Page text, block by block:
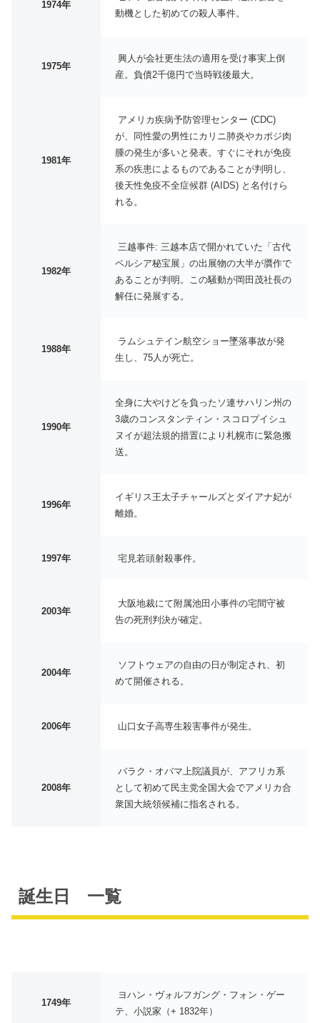
1974年
動機とした初めての殺人事件。
1975年
興人が会社更生法の適用を受け事実上倒
産。負債2千億円で当時戦後最大。
1981年
アメリカ疾病予防管理センター (CDC)
が、同性愛の男性にカリニ肺炎やカポジ肉
腫の発生が多いと発表。すぐにそれが免疫
系の疾患によるものであることが判明し、
後天性免疫不全症候群 (AIDS) と名付けら
れる。
1982年
三越事件: 三越本店で開かれていた「古代
ペルシア秘宝展」の出展物の大半が贋作で
あることが判明。この騒動が岡田茂社長の
解任に発展する。
1988年
ラムシュテイン航空ショー墜落事故が発
生し、75人が死亡。
1990年
全身に大やけどを負ったソ連サハリン州の
3歳のコンスタンティン・スコロプイシュ
ヌイが超法規的措置により札幌市に緊急搬
送。
1996年
イギリス王太子チャールズとダイアナ妃が
離婚。
1997年 宅見若頭射殺事件。
2003年
大阪地裁にて附属池田小事件の宅間守被
告の死刑判決が確定。
2004年
ソフトウェアの自由の日が制定され、初
めて開催される。
2006年 山口女子高専生殺害事件が発生。
2008年
バラク・オバマ上院議員が、アフリカ系
として初めて民主党全国大会でアメリカ合
衆国大統領候補に指名される。
誕生日 一覧
1749年
ヨハン・ヴォルフガング・フォン・ゲー
テ、小説家（+ 1832年）